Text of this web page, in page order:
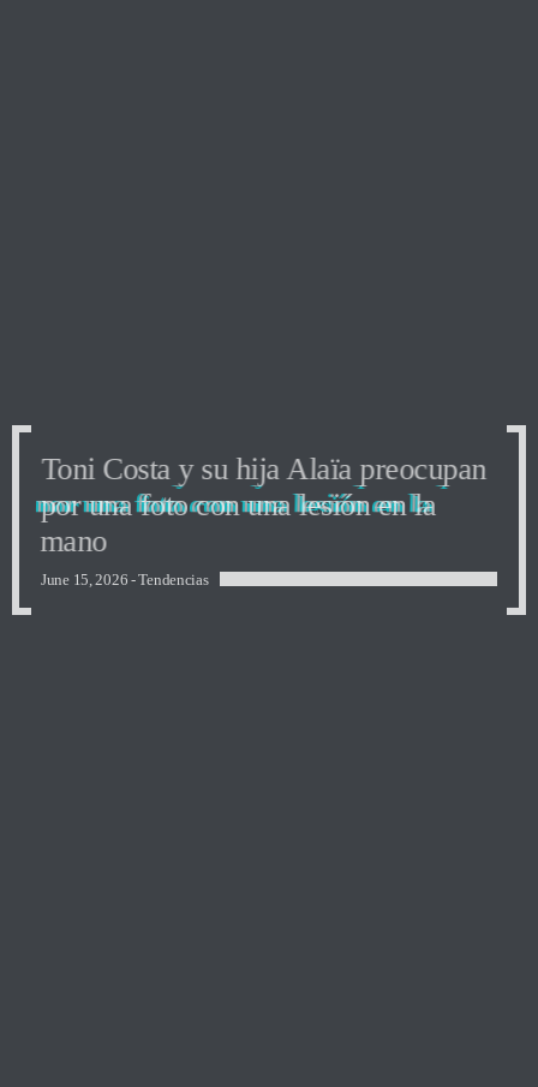
Toni Costa y su hija Alaïa preocupan
por una foto con una lesión en la
mano
June 15, 2026 -Tendencias